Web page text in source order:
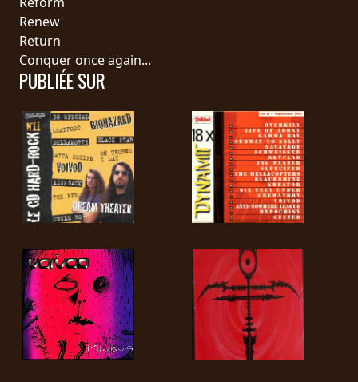
RETOURS
CREDITS
CHOISIR
UN
THÈME
MORGOTH
TALES
ANACHRONISM
Renew
Return
Conquer once again...
PUBLIÉE SUR